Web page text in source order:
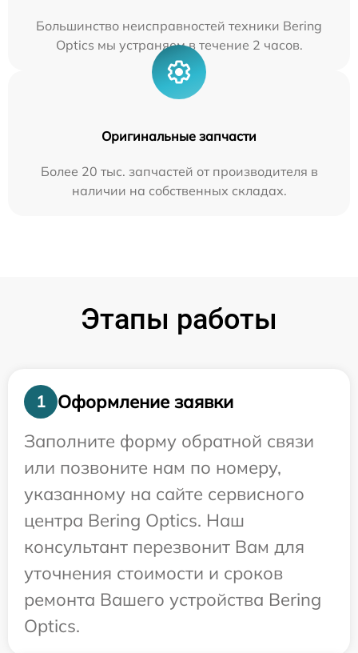
Большинство неисправностей техники Bering
Optics мы устраняем в течение 2 часов.
Оригинальные запчасти
Более 20 тыс. запчастей от производителя в
наличии на собственных складах.
Этапы работы
1
Оформление заявки
Заполните форму обратной связи
или позвоните нам по номеру,
указанному на сайте сервисного
центра Bering Optics. Наш
консультант перезвонит Вам для
уточнения стоимости и сроков
ремонта Вашего устройства Bering
Optics.